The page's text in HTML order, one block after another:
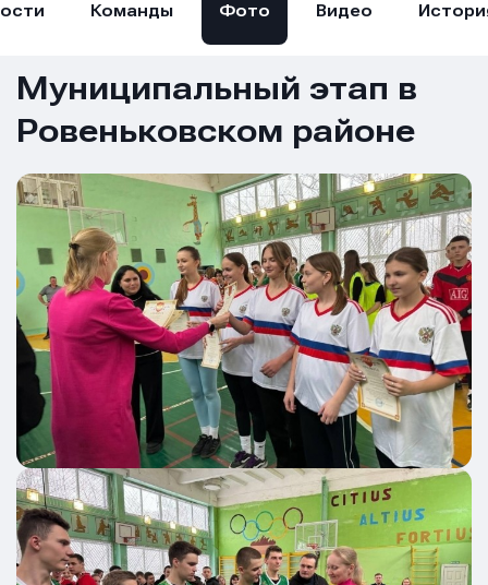
Команды Фото Видео
Муниципальный этап в
Ровеньковском районе